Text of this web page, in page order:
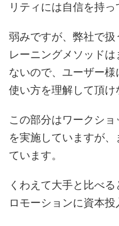
リティには自信を持っ
弱みですが、弊社で扱
レーニングメソッド
ないので、ユーザー
使い方を理解して頂け
この部分はワークシ
を実施していますが
ています。
くわえて大手と比べ
ロモーションに資本投